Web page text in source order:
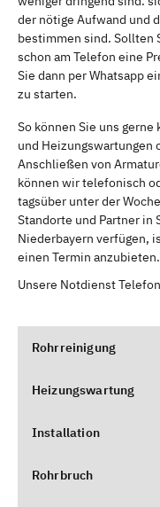
der nötige Aufwand und
bestimmen sind. Sollten
schon am Telefon eine
Sie dann per Whatsapp
zu starten.
So können Sie uns
und
Anschließen von
können wir telefonisch
tagsüber unter der
Standorte und Partner
Niederbayern verfügen,
einen Termin anzubieten.
Unsere Notdienst
Rohrreinigung
Heizungswartung
Installation
Rohrbruch